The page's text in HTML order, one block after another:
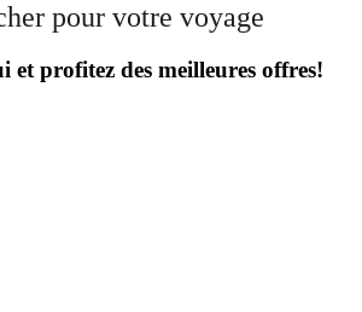
pour votre voyage
profitez des meilleures offres!